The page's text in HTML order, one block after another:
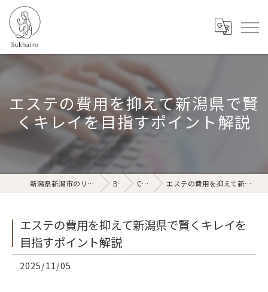
エステの費用を抑えて新潟県で賢
くキレイを目指すポイント解説
新潟県新潟市のリラクゼーションならSukhairo Blog Column エステの費用を抑えて新潟県で賢くキレイを目指すポイント解説
エステの費用を抑えて新潟県で賢くキレイを
目指すポイント解説
2025/11/05